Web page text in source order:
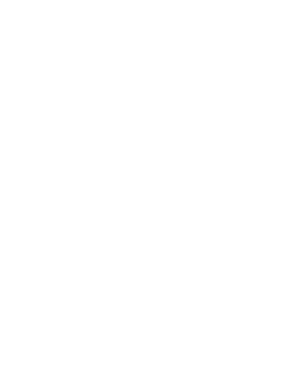
où nous ne sommes pas en